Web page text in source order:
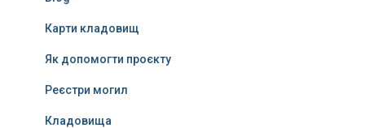
Карти кладовищ
Як допомогти проєкту
Реєстри могил
Кладовища